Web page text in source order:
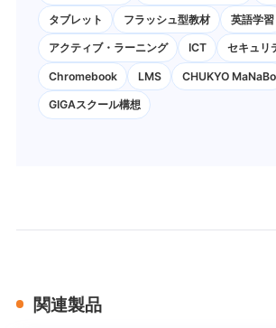
タブレット フラッシュ型教材 英語学習
アクティブ・ラーニング ICT セキュリ
Chromebook LMS CHUKYO MaNaBo
GIGAスクール構想
関連製品